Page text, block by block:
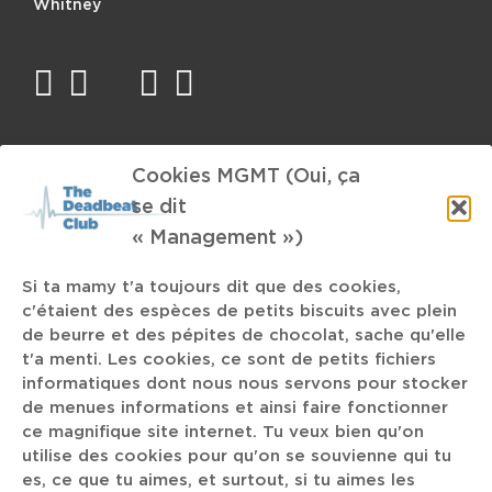
Cookies MGMT (Oui, ça
se dit
« Management »)
Si ta mamy t'a toujours dit que des cookies,
c'étaient des espèces de petits biscuits avec plein
de beurre et des pépites de chocolat, sache qu'elle
t'a menti. Les cookies, ce sont de petits fichiers
informatiques dont nous nous servons pour stocker
de menues informations et ainsi faire fonctionner
ce magnifique site internet. Tu veux bien qu'on
utilise des cookies pour qu'on se souvienne qui tu
es, ce que tu aimes, et surtout, si tu aimes les
Whitney
facebook
twitter
mail instagram
Ougrée-Magnée Supports Physiques
It It Anita Nova Twins Beyoncé
Deghiheugi Crooner Musical Festival
Wyatt E. Fabrice Alleman
Ginger Bamboo Hotel TV Serge Gainsbourg Meute
podcast Moodymann